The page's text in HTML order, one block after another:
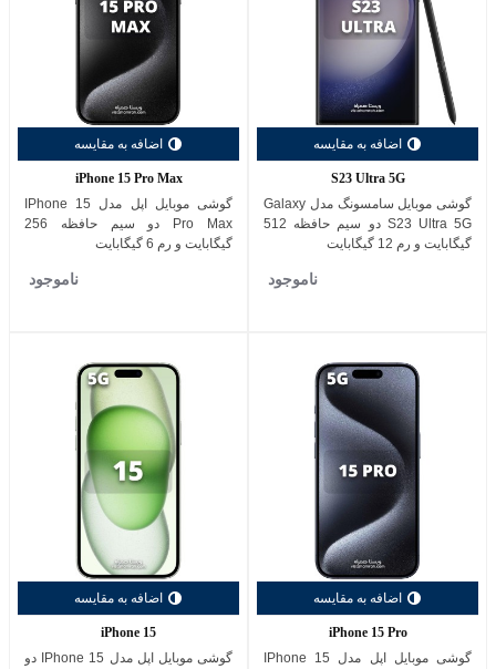
اضافه به مقایسه
S23 Ultra 5G
گوشی موبایل سامسونگ مدل Galaxy
S23 Ultra 5G دو سیم حافظه 512
گیگابایت و رم 12 گیگابایت
ناموجود
اضافه به مقایسه
iPhone 15 Pro Max
گوشی موبایل اپل مدل IPhone 15
Pro Max دو سیم حافظه 256
گیگابایت و رم 6 گیگابایت
ناموجود
اضافه به مقایسه
iPhone 15 Pro
گوشی موبایل اپل مدل IPhone 15
اضافه به مقایسه
iPhone 15
گوشی موبایل اپل مدل IPhone 15 دو